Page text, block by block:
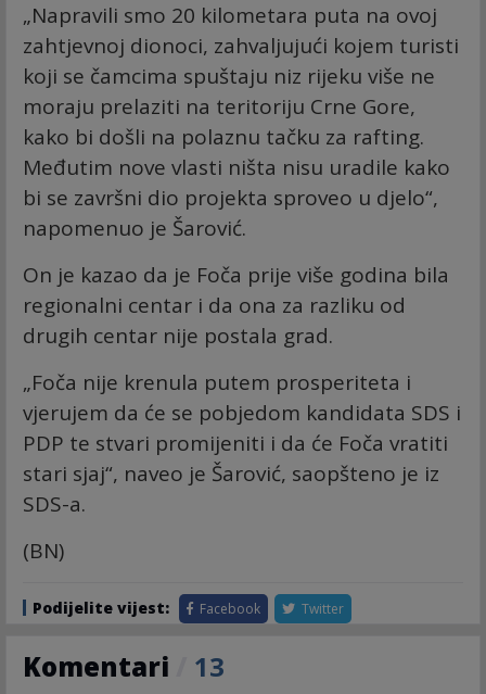
„Napravili smo 20 kilometara puta na ovoj
zahtjevnoj dionoci, zahvaljujući kojem turisti
koji se čamcima spuštaju niz rijeku više ne
moraju prelaziti na teritoriju Crne Gore,
kako bi došli na polaznu tačku za rafting.
Međutim nove vlasti ništa nisu uradile kako
bi se završni dio projekta sproveo u djelo“,
napomenuo je Šarović.
On je kazao da je Foča prije više godina bila
regionalni centar i da ona za razliku od
drugih centar nije postala grad.
„Foča nije krenula putem prosperiteta i
vjerujem da će se pobjedom kandidata SDS i
PDP te stvari promijeniti i da će Foča vratiti
stari sjaj“, naveo je Šarović, saopšteno je iz
SDS-a.
(BN)
Podijelite vijest: Facebook Twitter
Komentari 13